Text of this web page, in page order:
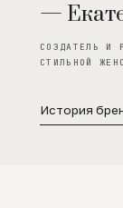
—
СОЗДАТЕЛЬ И
СТИЛЬНОЙ
История